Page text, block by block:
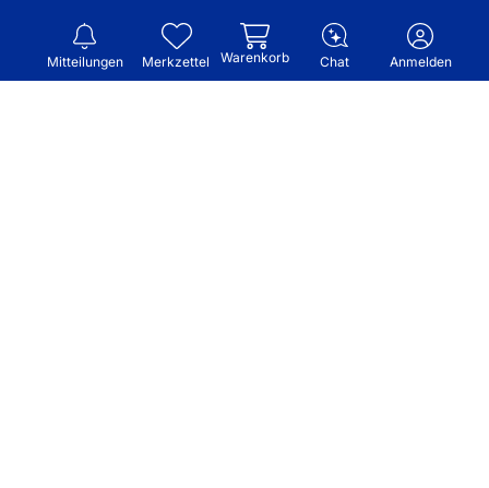
Mitteilungen Merkzettel Warenkorb Chat Anmelden